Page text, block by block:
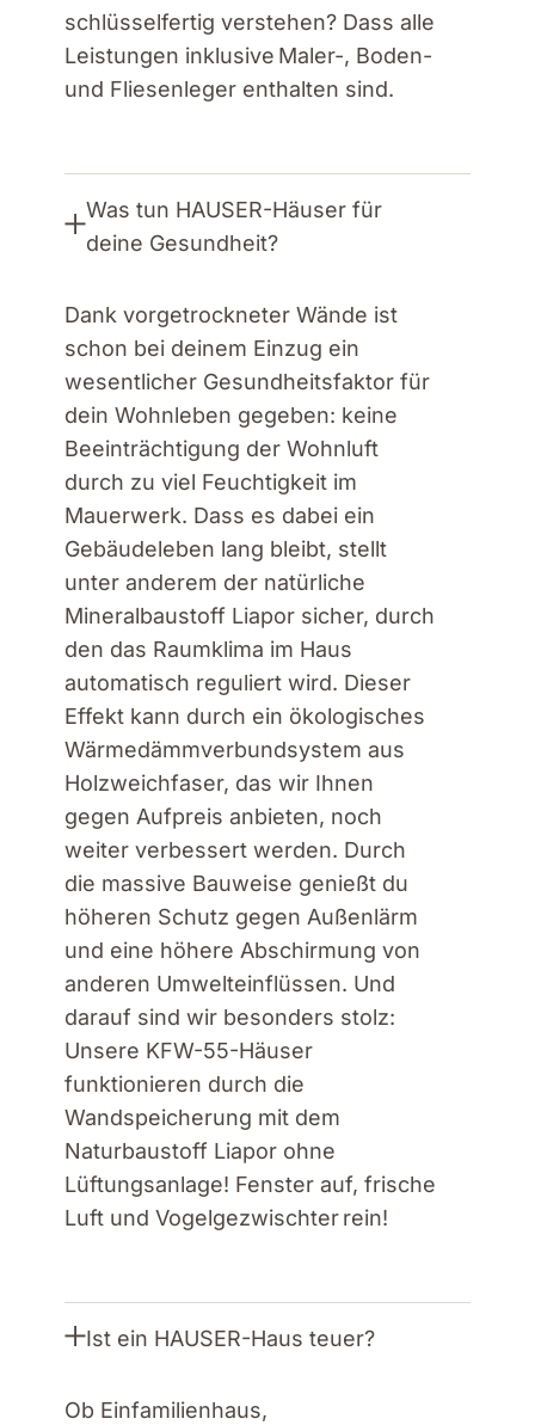
schlüsselfertig verstehen? Dass alle
Leistungen inklusive Maler-, Boden-
und Fliesenleger enthalten sind.
Was tun HAUSER-Häuser für
deine Gesundheit?
Dank vorgetrockneter Wände ist
schon bei deinem Einzug ein
wesentlicher Gesundheitsfaktor für
dein Wohnleben gegeben: keine
Beeinträchtigung der Wohnluft
durch zu viel Feuchtigkeit im
Mauerwerk. Dass es dabei ein
Gebäudeleben lang bleibt, stellt
unter anderem der natürliche
Mineralbaustoff Liapor sicher, durch
den das Raumklima im Haus
automatisch reguliert wird. Dieser
Effekt kann durch ein ökologisches
Wärmedämmverbundsystem aus
Holzweichfaser, das wir Ihnen
gegen Aufpreis anbieten, noch
weiter verbessert werden. Durch
die massive Bauweise genießt du
höheren Schutz gegen Außenlärm
und eine höhere Abschirmung von
anderen Umwelteinflüssen. Und
darauf sind wir besonders stolz:
Unsere KFW-55-Häuser
funktionieren durch die
Wandspeicherung mit dem
Naturbaustoff Liapor ohne
Lüftungsanlage! Fenster auf, frische
Luft und Vogelgezwischter rein!
Ist ein HAUSER-Haus teuer?
Ob Einfamilienhaus,